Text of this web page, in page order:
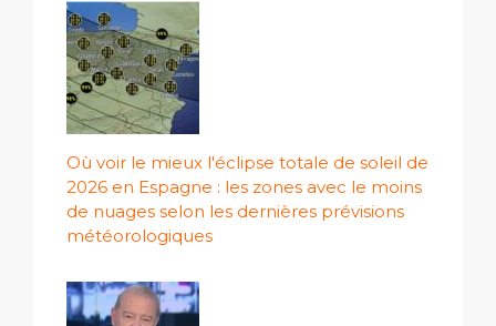
Où voir le mieux l'éclipse totale de soleil de
2026 en Espagne : les zones avec le moins
de nuages ​​selon les dernières prévisions
météorologiques